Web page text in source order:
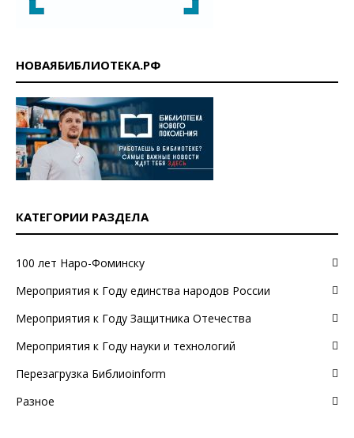
НОВАЯБИБЛИОТЕКА.РФ
КАТЕГОРИИ РАЗДЕЛА
100 лет Наро-Фоминску
Мероприятия к Году единства народов России
Мероприятия к Году Защитника Отечества
Мероприятия к Году науки и технологий
Перезагрузка Библиоinform
Разное